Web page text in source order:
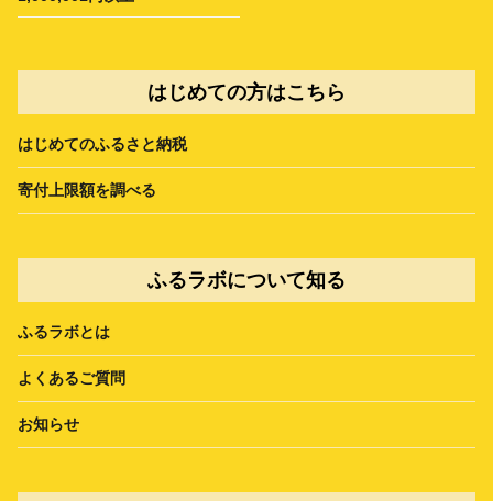
はじめての方はこちら
はじめてのふるさと納税
寄付上限額を調べる
ふるラボについて知る
ふるラボとは
よくあるご質問
お知らせ